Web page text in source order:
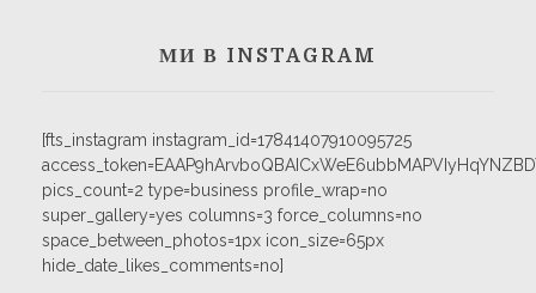
МИ В INSTAGRAM
[fts_instagram instagram_id=17841407910095725
pics_count=2 type=business profile_wrap=no
super_gallery=yes columns=3 force_columns=no
space_between_photos=1px icon_size=65px
hide_date_likes_comments=no]